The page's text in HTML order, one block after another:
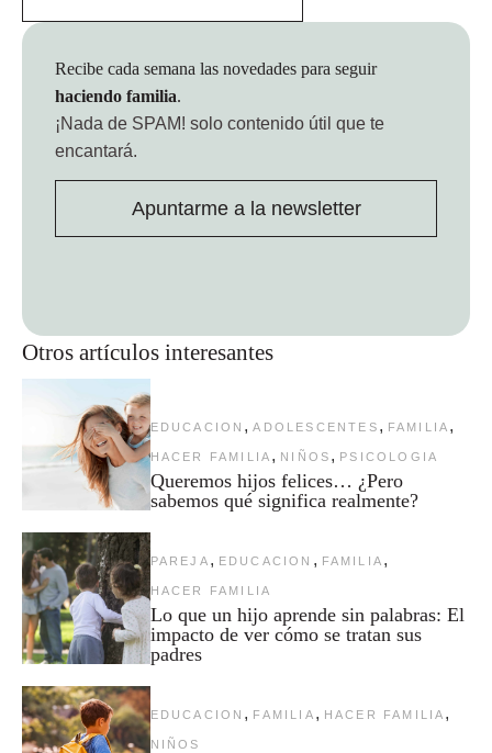
Otros artículos interesantes
EDUCACION , ADOLESCENTES , FAMILIA ,
HACER FAMILIA , NIÑOS , PSICOLOGIA
Queremos hijos felices… ¿Pero
sabemos qué significa realmente?
PAREJA , EDUCACION , FAMILIA ,
HACER FAMILIA
Lo que un hijo aprende sin palabras: El
impacto de ver cómo se tratan sus
padres
EDUCACION , FAMILIA , HACER FAMILIA ,
NIÑOS
Recibe cada semana las novedades para seguir
haciendo familia.
¡Nada de SPAM! solo contenido útil que te
encantará.
Apuntarme a la newsletter